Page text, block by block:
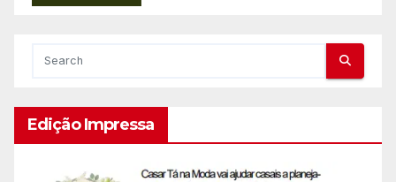
Edição Impressa